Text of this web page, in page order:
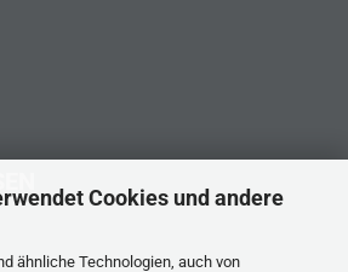
Cookies und andere
ähnliche Technologien, auch von